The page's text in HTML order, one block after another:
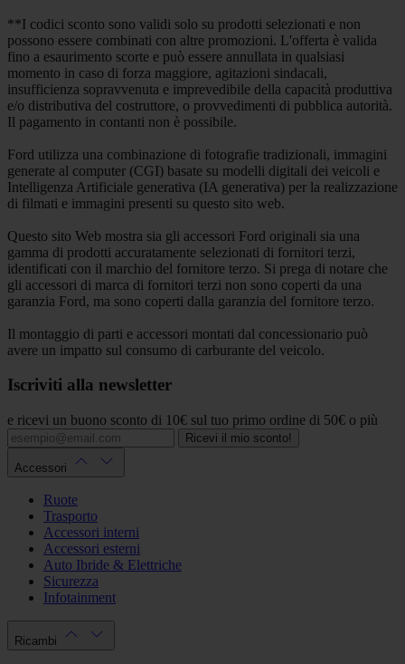
**I codici sconto sono validi solo su prodotti selezionati e non
possono essere combinati con altre promozioni. L'offerta è valida
fino a esaurimento scorte e può essere annullata in qualsiasi
momento in caso di forza maggiore, agitazioni sindacali,
insufficienza sopravvenuta e imprevedibile della capacità produttiva
e/o distributiva del costruttore, o provvedimenti di pubblica autorità.
Il pagamento in contanti non è possibile.
Ford utilizza una combinazione di fotografie tradizionali, immagini
generate al computer (CGI) basate su modelli digitali dei veicoli e
Intelligenza Artificiale generativa (IA generativa) per la realizzazione
di filmati e immagini presenti su questo sito web.
Questo sito Web mostra sia gli accessori Ford originali sia una
gamma di prodotti accuratamente selezionati di fornitori terzi,
identificati con il marchio del fornitore terzo. Si prega di notare che
gli accessori di marca di fornitori terzi non sono coperti da una
garanzia Ford, ma sono coperti dalla garanzia del fornitore terzo.
Il montaggio di parti e accessori montati dal concessionario può
avere un impatto sul consumo di carburante del veicolo.
Iscriviti alla newsletter
e ricevi un buono sconto di 10€ sul tuo primo ordine di 50€ o più
Ricevi il mio sconto!
Accessori
Ruote
Trasporto
Accessori interni
Accessori esterni
Auto Ibride & Elettriche
Sicurezza
Infotainment
Ricambi